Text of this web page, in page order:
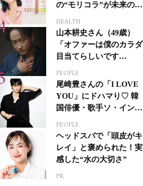
の“モリコラ”が未来のキ
HEALTH
山本耕史さん（49歳）
「オファーは僕のカラダ
目当てらしいです
ジカルへの挑戦
PEOPLE
尾崎豊さんの「I LOVE
YOU」にドハマり♡ 韓
国俳優・歌手ソ・イング
人生って？
PEOPLE
ヘッドスパで「頭皮がキ
レイ」と褒められた！実
感した“水の大切さ”
PR